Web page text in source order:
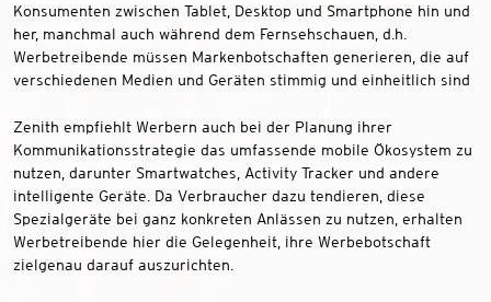
Konsumenten zwischen Tablet, Desktop und Smartphone hin und
her, manchmal auch während dem Fernsehschauen, d.h.
Werbetreibende müssen Markenbotschaften generieren, die auf
verschiedenen Medien und Geräten stimmig und einheitlich sind
Zenith empfiehlt Werbern auch bei der Planung ihrer
Kommunikationsstrategie das umfassende mobile Ökosystem zu
nutzen, darunter Smartwatches, Activity Tracker und andere
intelligente Geräte. Da Verbraucher dazu tendieren, diese
Spezialgeräte bei ganz konkreten Anlässen zu nutzen, erhalten
Werbetreibende hier die Gelegenheit, ihre Werbebotschaft
zielgenau darauf auszurichten.